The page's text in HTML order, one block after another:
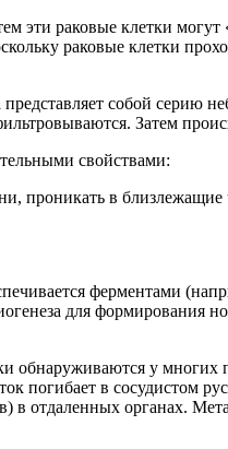
эти раковые клетки
раковые клетки
собой серию
Затем
свойствами:
проникать в близлежащие
ферментами
для формирования
обнаруживаются у
погибает в сосудистом
отдаленных органах.